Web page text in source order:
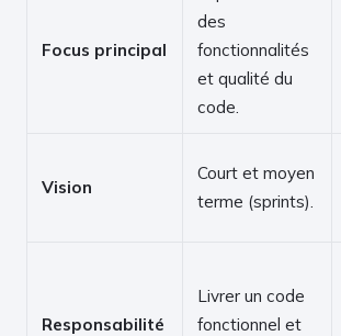
Focus principal
des
fonctionnalités
et qualité du
code.
Vision
Court et moyen
terme (sprints).
Responsabilité
Livrer un code
fonctionnel et